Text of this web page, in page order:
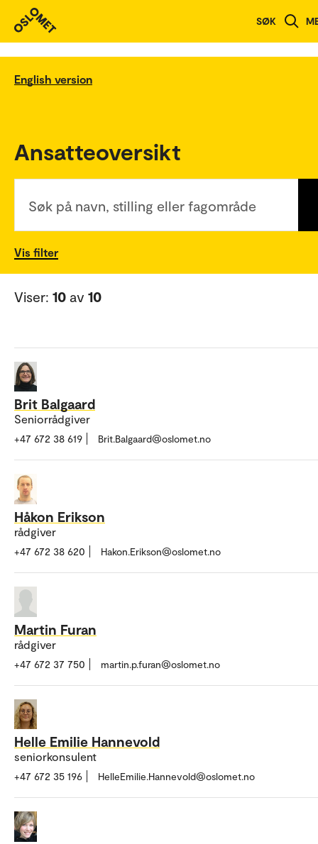
SØK
English version
Ansatteoversikt
Søk på navn, stilling eller fagområde
Vis filter
Viser: 10 av 10
Brit Balgaard
Seniorrådgiver
+47 672 38 619 Brit.Balgaard@oslomet.no
Håkon Erikson
rådgiver
+47 672 38 620 Hakon.Erikson@oslomet.no
Martin Furan
rådgiver
+47 672 37 750 martin.p.furan@oslomet.no
Helle Emilie Hannevold
seniorkonsulent
+47 672 35 196 HelleEmilie.Hannevold@oslomet.no